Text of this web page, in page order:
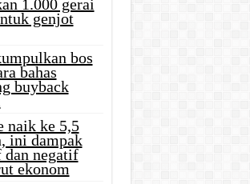
1.000 gerai
genjot
bos
bahas
buyback
naik ke 5,5
ini dampak
negatif
ekonom